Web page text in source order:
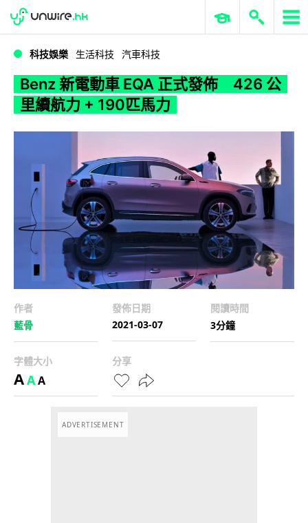
WWDC 2026 ERP 與商業 AI
科技娛樂 生活科技 汽車科技
Benz 新電動車 EQA 正式發佈 426 公
里續航力 + 190匹馬力
作者
藍骨
發佈日期
2021-03-07
閱讀時間
3分鐘
字體大小
AAA
分享
ADVERTISEMENT